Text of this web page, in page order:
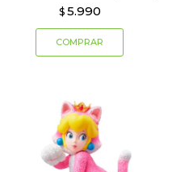
$ 5.990